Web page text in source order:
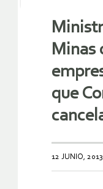
Minas
que
12 JUNIO, 2013